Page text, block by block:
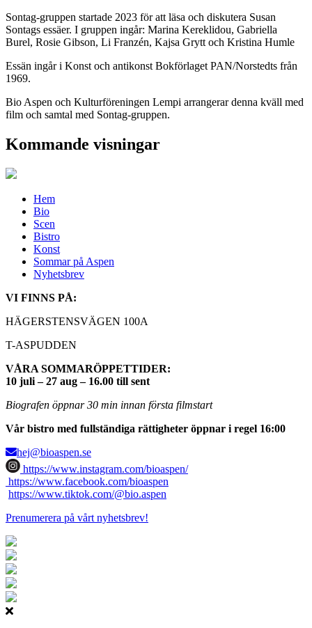
Sontag-gruppen startade 2023 för att läsa och diskutera Susan
Sontags essäer. I gruppen ingår: Marina Kereklidou, Gabriella
Burel, Rosie Gibson, Li Franzén, Kajsa Grytt och Kristina Humle
Essän ingår i Konst och antikonst Bokförlaget PAN/Norstedts från
1969.
Bio Aspen och Kulturföreningen Lempi arrangerar denna kväll med
film och samtal med Sontag-gruppen.
Kommande visningar
Hem
Bio
Scen
Bistro
Konst
Sommar på Aspen
Nyhetsbrev
VI FINNS PÅ:
HÄGERSTENSVÄGEN 100A
T-ASPUDDEN
VÅRA SOMMARÖPPETTIDER:
10 juli – 27 aug – 16.00 till sent
Biografen öppnar 30 min innan första filmstart
Vår bistro med fullständiga rättigheter öppnar i regel 16:00
hej@bioaspen.se
https://www.instagram.com/bioaspen/
https://www.facebook.com/bioaspen
https://www.tiktok.com/@bio.aspen
Prenumerera på vårt nyhetsbrev!